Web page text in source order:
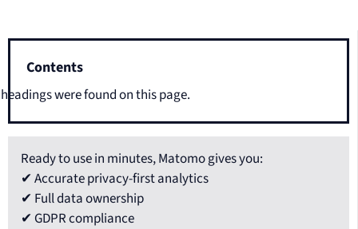
Contents
were found on this page.
Ready to use in minutes, Matomo gives you:
✔ Accurate privacy-first analytics
✔ Full data ownership
✔ GDPR compliance